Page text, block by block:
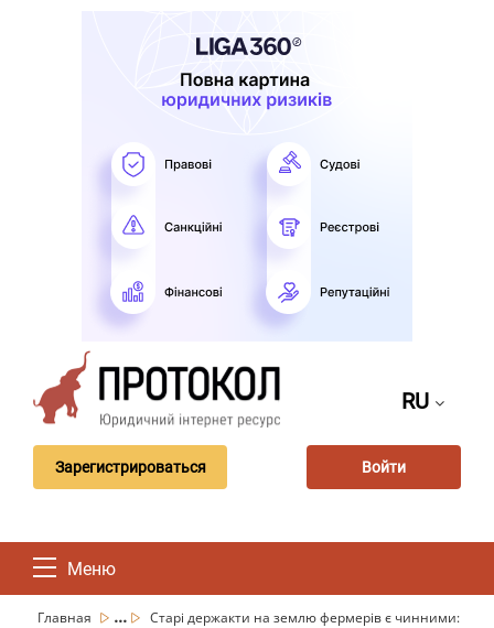
RU
Зарегистрироваться Войти
Меню
Главная ...
Старі держакти на землю фермерів є чинними: